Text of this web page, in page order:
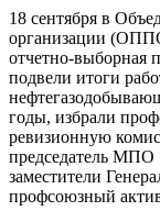
18 сентября в
организации
отчетно-выборная
подвели итоги
годы, избрали
ревизионную
председатель МПО
заместители
профсоюзный